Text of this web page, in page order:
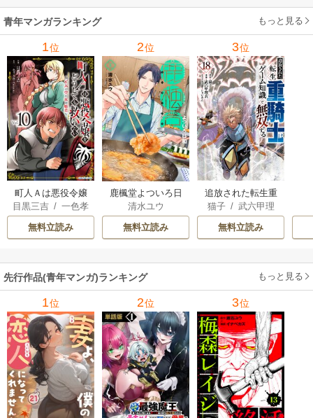
ミック） 6巻
（
青年マンガランキング もっと見る
1位
町人Ａは悪役令嬢
をどうしても救い
たい ～どぶと空
と氷の姫君～
目黒三吉 /一色孝
太郎/Parum
無料立読み
2位
鹿楓堂よついろ日
和
清水ユウ
無料立読み
3位
追放された転生重
騎士はゲーム知識
で無双する
猫子/ 武六甲理
衣/じゃいあん
無料立読み
先行作品(青年マンガ)ランキング もっと見る
1位 2位 3位